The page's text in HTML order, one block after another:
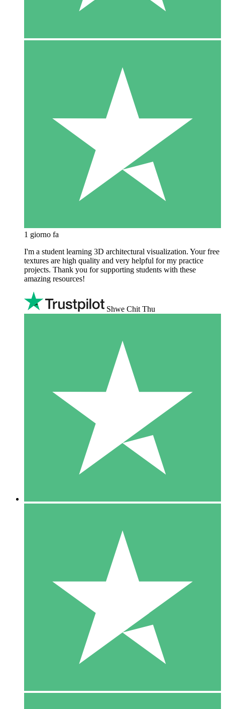
1 giorno fa
I'm a student learning 3D architectural visualization. Your free
textures are high quality and very helpful for my practice
projects. Thank you for supporting students with these
amazing resources!
Shwe Chit Thu